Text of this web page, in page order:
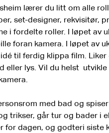
lærer du litt om alle
set-designer, rekvisitør,
i fordelte roller. I løpet av
foran kamera. I løpet av
til ferdig klippa film.
eller lys. Vil du helst
med bad og
trikser, går tur og bader i
for dagen, og godteri siste